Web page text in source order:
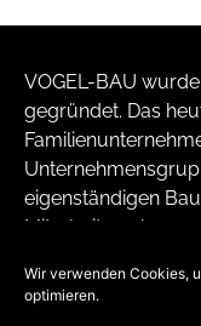
Wir verwenden Cookies,
optimieren.
VOGEL-BAU
gegründet. Das
eigenständigen
Mitarbeitern,
VB|SBL| MB| KB| WKB